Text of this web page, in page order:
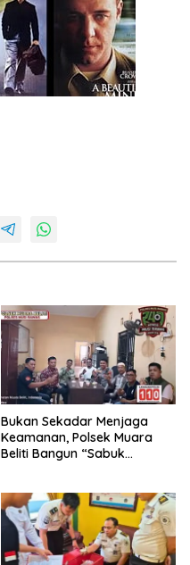
Bukan Sekadar Menjaga
Keamanan, Polsek Muara
Beliti Bangun “Sabuk